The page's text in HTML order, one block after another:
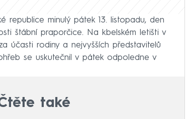
republice minulý pátek 13. listopadu, den
štábní praporčice. Na kbelském letišti v
účasti rodiny a nejvyšších představitelů
se uskutečnil v pátek odpoledne v
také